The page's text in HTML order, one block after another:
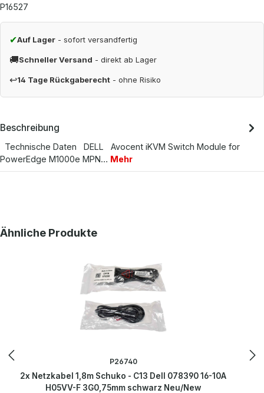
P16527
✔Auf Lager - sofort versandfertig
🚚Schneller Versand - direkt ab Lager
↩14 Tage Rückgaberecht - ohne Risiko
Beschreibung
Technische Daten DELL Avocent iKVM Switch Module for
PowerEdge M1000e MPN… Mehr
Produktgalerie überspringen
Ähnliche Produkte
P26740
2x Netzkabel 1,8m Schuko - C13 Dell 078390 16-10A
H05VV-F 3G0,75mm schwarz Neu/New